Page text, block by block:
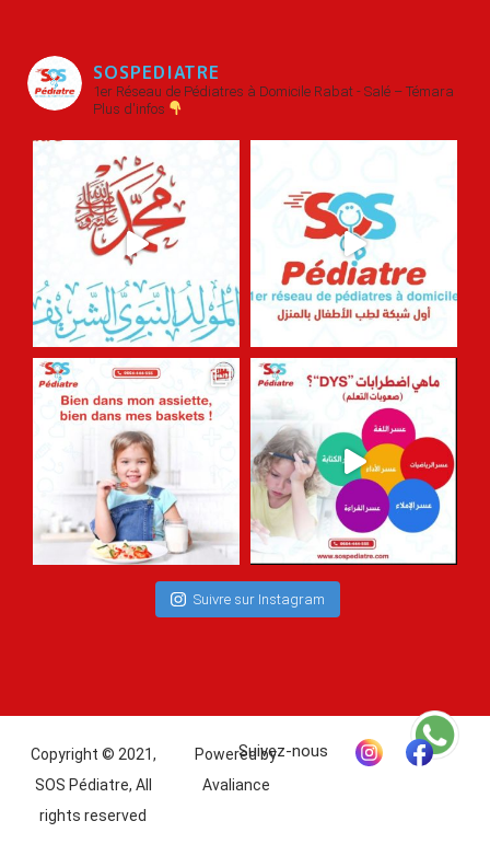
SOSPEDIATRE
1er Réseau de Pédiatres à Domicile Rabat - Salé – Témara
Plus d'infos
Suivre sur Instagram
Copyright © 2021,
SOS Pédiatre, All
rights reserved
Powered by
Avaliance